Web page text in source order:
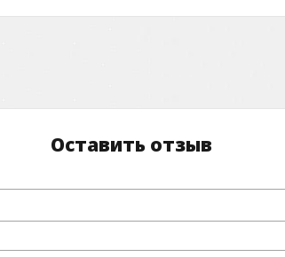
Оставить отзыв